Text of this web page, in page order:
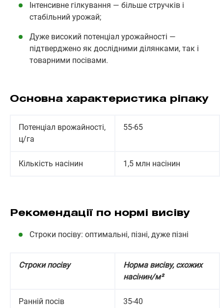
Інтенсивне гілкування — більше стручків і
стабільний урожай;
Дуже високий потенціал урожайності —
підтверджено як дослідними ділянками, так і
товарними посівами.
Основна характеристика ріпаку
Потенціал врожайності,
ц/га
55-65
Кількість насінин 1,5 млн насінин
Рекомендації по нормі висіву
Строки посіву: оптимальні, пізні, дуже пізні
Строки посіву
Норма висіву, схожих
насінин/м²
Ранній посів 35-40